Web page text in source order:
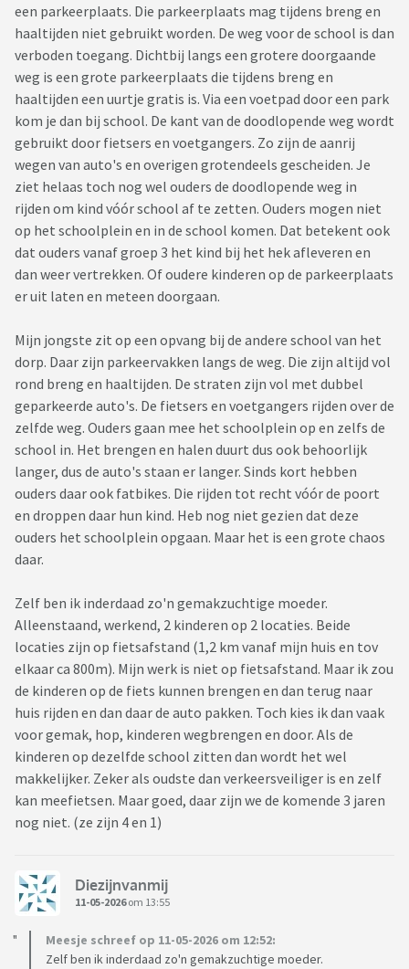
een parkeerplaats. Die parkeerplaats mag tijdens breng en
haaltijden niet gebruikt worden. De weg voor de school is dan
verboden toegang. Dichtbij langs een grotere doorgaande
weg is een grote parkeerplaats die tijdens breng en
haaltijden een uurtje gratis is. Via een voetpad door een park
kom je dan bij school. De kant van de doodlopende weg wordt
gebruikt door fietsers en voetgangers. Zo zijn de aanrij
wegen van auto's en overigen grotendeels gescheiden. Je
ziet helaas toch nog wel ouders de doodlopende weg in
rijden om kind vóór school af te zetten. Ouders mogen niet
op het schoolplein en in de school komen. Dat betekent ook
dat ouders vanaf groep 3 het kind bij het hek afleveren en
dan weer vertrekken. Of oudere kinderen op de parkeerplaats
er uit laten en meteen doorgaan.
Mijn jongste zit op een opvang bij de andere school van het
dorp. Daar zijn parkeervakken langs de weg. Die zijn altijd vol
rond breng en haaltijden. De straten zijn vol met dubbel
geparkeerde auto's. De fietsers en voetgangers rijden over de
zelfde weg. Ouders gaan mee het schoolplein op en zelfs de
school in. Het brengen en halen duurt dus ook behoorlijk
langer, dus de auto's staan er langer. Sinds kort hebben
ouders daar ook fatbikes. Die rijden tot recht vóór de poort
en droppen daar hun kind. Heb nog niet gezien dat deze
ouders het schoolplein opgaan. Maar het is een grote chaos
daar.
Zelf ben ik inderdaad zo'n gemakzuchtige moeder.
Alleenstaand, werkend, 2 kinderen op 2 locaties. Beide
locaties zijn op fietsafstand (1,2 km vanaf mijn huis en tov
elkaar ca 800m). Mijn werk is niet op fietsafstand. Maar ik zou
de kinderen op de fiets kunnen brengen en dan terug naar
huis rijden en dan daar de auto pakken. Toch kies ik dan vaak
voor gemak, hop, kinderen wegbrengen en door. Als de
kinderen op dezelfde school zitten dan wordt het wel
makkelijker. Zeker als oudste dan verkeersveiliger is en zelf
kan meefietsen. Maar goed, daar zijn we de komende 3 jaren
nog niet. (ze zijn 4 en 1)
Diezijnvanmij
11-05-2026om 13:55
Meesje schreef op 11-05-2026 om 12:52:
Zelf ben ik inderdaad zo'n gemakzuchtige moeder.